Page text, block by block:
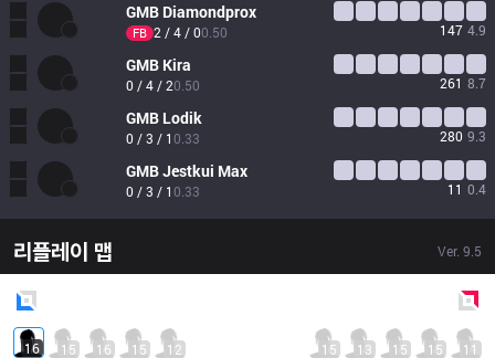
GMB Diamondprox
FB 2 / 4 / 00.50 147 4.9
GMB Kira
0 / 4 / 20.50 261 8.7
GMB Lodik
0 / 3 / 10.33 280 9.3
GMBJestkui Max
0 / 3 / 10.33 11 0.4
리플레이 맵 Ver. 9.5
16 15 16 15 12 15 13 15 15 11